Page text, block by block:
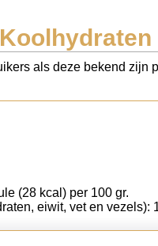
Koolhydraten
als deze bekend
(28 kcal) per 100 gr.
eiwit, vet en vezels):